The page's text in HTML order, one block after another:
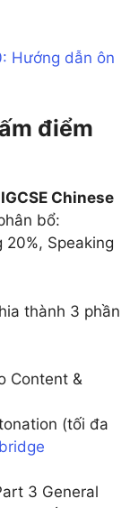
Hướng dẫn ôn
điểm
IGCSE Chinese
bổ:
20%, Speaking
thành 3 phần
Content &
(tối đa
3 General